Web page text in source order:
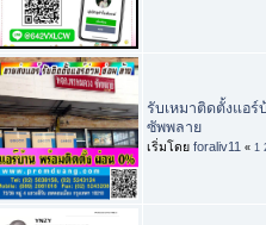
รับเหมาติดตั้งแอ
ซัพพลาย
เริ่มโดย foraliv11 « 1